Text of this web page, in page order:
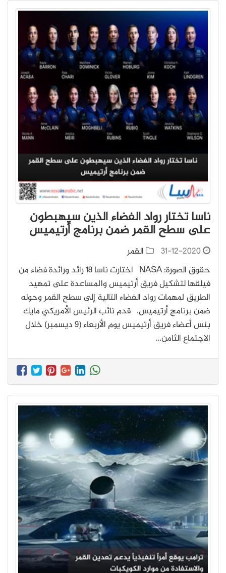
ناسا تختار رواد الفضاء الذين سيهبطون
على سطح القمر ضمن برنامج أرتيميس
31-12-2020
القمر
حقوق الصورة: NASA اختارت ناسا 18 رائد ورائدة فضاء من
فيلقها لتشكيل فريق أرتيميس والمساعدة على تمهيد
الطريق لمهمات رواد الفضاء التالية إلى سطح القمر وحوله
ضمن برنامج أرتيميس. قدم نائب الرئيس الأمريكي مايك
بنس أعضاء فريق أرتيميس يوم الأربعاء (9 ديسمبر) خلال
الاجتماع الثامن…